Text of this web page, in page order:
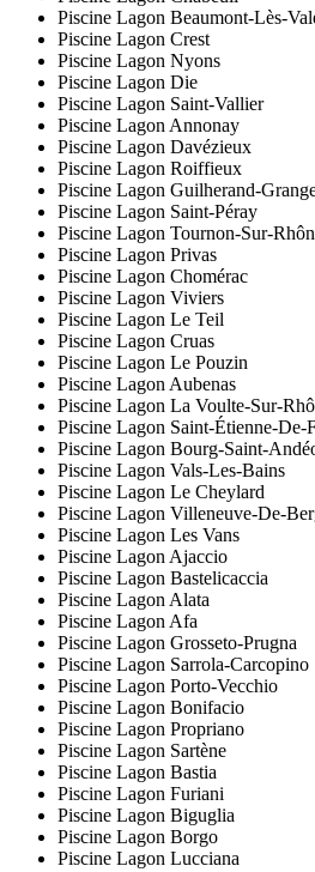
Piscine Lagon Beaumont-Lès-
Piscine Lagon Crest
Piscine Lagon Nyons
Piscine Lagon Die
Piscine Lagon Saint-Vallier
Piscine Lagon Annonay
Piscine Lagon Davézieux
Piscine Lagon Roiffieux
Piscine Lagon Guilherand-
Piscine Lagon Saint-Péray
Piscine Lagon Tournon-Sur-
Piscine Lagon Privas
Piscine Lagon Chomérac
Piscine Lagon Viviers
Piscine Lagon Le Teil
Piscine Lagon Cruas
Piscine Lagon Le Pouzin
Piscine Lagon Aubenas
Piscine Lagon La Voulte-Sur-
Piscine Lagon Saint-Étienne-De-
Piscine Lagon Bourg-Saint-
Piscine Lagon Vals-Les-Bains
Piscine Lagon Le Cheylard
Piscine Lagon Villeneuve-De-
Piscine Lagon Les Vans
Piscine Lagon Ajaccio
Piscine Lagon Bastelicaccia
Piscine Lagon Alata
Piscine Lagon Afa
Piscine Lagon Grosseto-Prugna
Piscine Lagon Sarrola-Carcopino
Piscine Lagon Porto-Vecchio
Piscine Lagon Bonifacio
Piscine Lagon Propriano
Piscine Lagon Sartène
Piscine Lagon Bastia
Piscine Lagon Furiani
Piscine Lagon Biguglia
Piscine Lagon Borgo
Piscine Lagon Lucciana